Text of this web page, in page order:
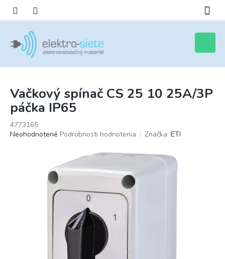
obsah
košík
Vačkový spínač CS 25 10 25A/3P
páčka IP65
4773165
Priemerné
Neohodnotené Podrobnosti hodnotenia Značka: ETI